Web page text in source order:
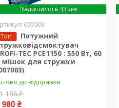
Залишилось 43 дні
007003
Топ
Потужний
TEC PCE1150 : 550 Вт, 60
мішок для стружки
до відправки
186 ₴
980 ₴